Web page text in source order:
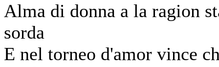
Alma di donna a la ragion
sorda
E nel torneo d'amor vince